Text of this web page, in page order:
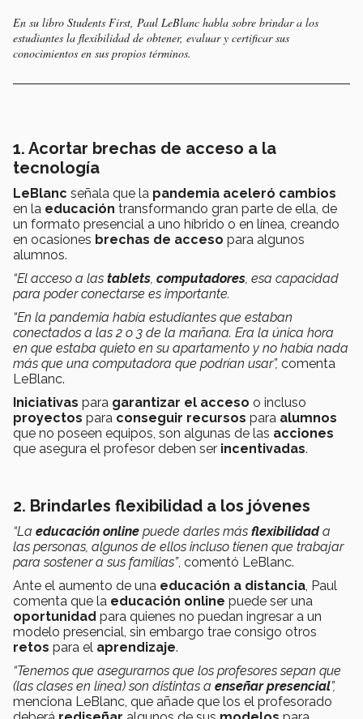
En su libro Students First , Paul LeBlanc habla sobre brindar a los
estudiantes la flexibilidad de obtener, evaluar y certificar sus
conocimientos en sus propios términos.
1. Acortar brechas de acceso a la
tecnología
LeBlanc señala que la pandemia aceleró cambios
en la educación transformando gran parte de ella, de
un formato presencial a uno híbrido o en línea, creando
en ocasiones brechas de acceso para algunos
alumnos.
“El acceso a las tablets computadores , esa capacidad
para poder conectarse es importante.
“En la pandemia había estudiantes que estaban
conectados a las 2 o 3 de la mañana. Era la única hora
en que estaba quieto en su apartamento y no había nada
más que una computadora que podrían usar”, comenta
LeBlanc.
Iniciativas para garantizar el acceso o incluso
proyectos para conseguir recursos para alumnos
que no poseen equipos, son algunas de las acciones
que asegura el profesor deben ser incentivadas.
2. Brindarles flexibilidad a los jóvenes
“La educación online puede darles más flexibilidada
las personas, algunos de ellos incluso tienen que trabajar
para sostener a sus familias”, comentó LeBlanc.
Ante el aumento de una educación a distancia , Paul
comenta que la educación online puede ser una
oportunidad para quienes no puedan ingresar a un
modelo presencial, sin embargo trae consigo otros
retos para el aprendizaje.
“Tenemos que asegurarnos que los profesores sepan que
(las clases en línea) son distintas a enseñar presencial”,
menciona LeBlanc, que añade que los el profesorado